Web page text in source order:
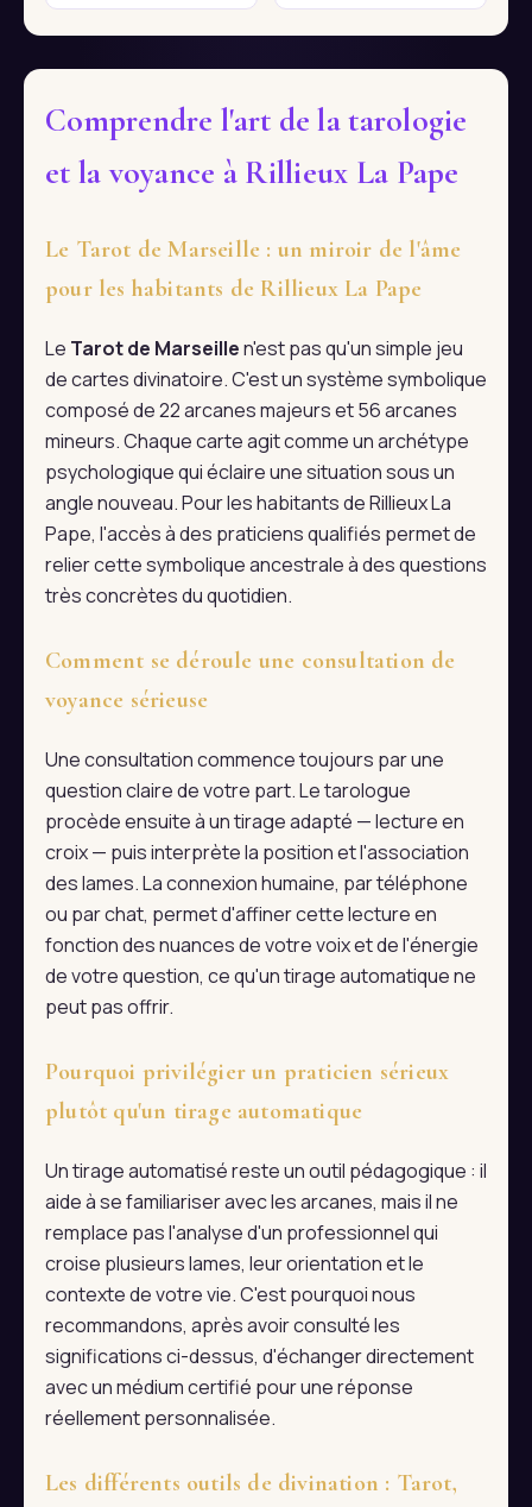
Comprendre l'art de la tarologie
et la voyance à Rillieux La Pape
Le Tarot de Marseille : un miroir de l'âme
pour les habitants de Rillieux La Pape
Le Tarot de Marseillen'est pas qu'un simple jeu
de cartes divinatoire. C'est un système symbolique
composé de 22 arcanes majeurs et 56 arcanes
mineurs. Chaque carte agit comme un archétype
psychologique qui éclaire une situation sous un
angle nouveau. Pour les habitants de Rillieux La
Pape, l'accès à des praticiens qualifiés permet de
relier cette symbolique ancestrale à des questions
très concrètes du quotidien.
Comment se déroule une consultation de
voyance sérieuse
Une consultation commence toujours par une
question claire de votre part. Le tarologue
procède ensuite à un tirage adapté — lecture en
croix — puis interprète la position et l'association
des lames. La connexion humaine, par téléphone
ou par chat, permet d'affiner cette lecture en
fonction des nuances de votre voix et de l'énergie
de votre question, ce qu'un tirage automatique ne
peut pas offrir.
Pourquoi privilégier un praticien sérieux
plutôt qu'un tirage automatique
Un tirage automatisé reste un outil pédagogique : il
aide à se familiariser avec les arcanes, mais il ne
remplace pas l'analyse d'un professionnel qui
croise plusieurs lames, leur orientation et le
contexte de votre vie. C'est pourquoi nous
recommandons, après avoir consulté les
significations ci-dessus, d'échanger directement
avec un médium certifié pour une réponse
réellement personnalisée.
Les différents outils de divination : Tarot,